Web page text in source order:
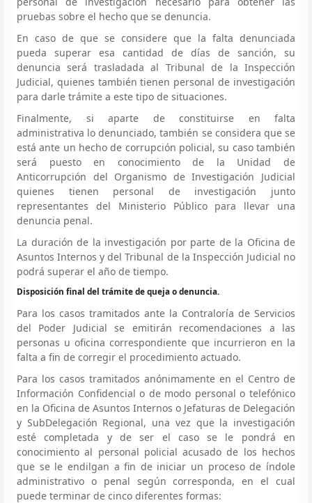
pruebas sobre el hecho que se denuncia.
En caso de que se considere que la falta denunciada
pueda superar esa cantidad de días de sanción, su
denuncia será trasladada al Tribunal de la Inspección
Judicial, quienes también tienen personal de investigación
para darle trámite a este tipo de situaciones.
Finalmente, si aparte de constituirse en falta
administrativa lo denunciado, también se considera que se
está ante un hecho de corrupción policial, su caso también
será puesto en conocimiento de la Unidad de
Anticorrupción del Organismo de Investigación Judicial
quienes tienen personal de investigación junto
representantes del Ministerio Público para llevar una
denuncia penal.
La duración de la investigación por parte de la Oficina de
Asuntos Internos y del Tribunal de la Inspección Judicial no
podrá superar el año de tiempo.
Disposición final del trámite de queja o denuncia.
Para los casos tramitados ante la Contraloría de Servicios
del Poder Judicial se emitirán recomendaciones a las
personas u oficina correspondiente que incurrieron en la
falta a fin de corregir el procedimiento actuado.
Para los casos tramitados anónimamente en el Centro de
Información Confidencial o de modo personal o telefónico
en la Oficina de Asuntos Internos o Jefaturas de Delegación
y SubDelegación Regional, una vez que la investigación
esté completada y de ser el caso se le pondrá en
conocimiento al personal policial acusado de los hechos
que se le endilgan a fin de iniciar un proceso de índole
administrativo o penal según corresponda, en el cual
puede terminar de cinco diferentes formas: